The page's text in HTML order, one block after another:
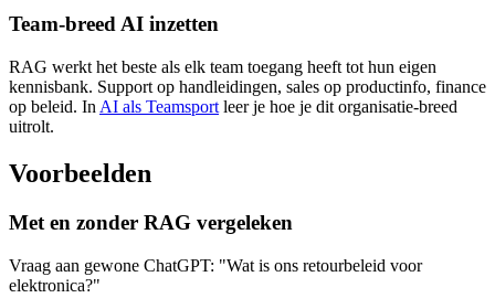
Team-breed AI inzetten
RAG werkt het beste als elk team toegang heeft tot hun eigen
kennisbank. Support op handleidingen, sales op productinfo, finance
op beleid. In AI als Teamsport leer je hoe je dit organisatie-breed
uitrolt.
Voorbeelden
Met en zonder RAG vergeleken
Vraag aan gewone ChatGPT: "Wat is ons retourbeleid voor
elektronica?"